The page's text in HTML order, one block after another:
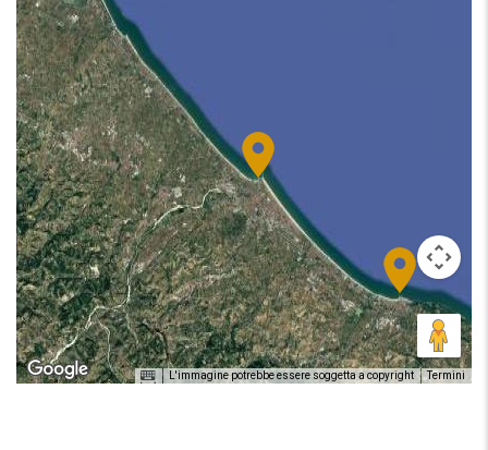
L'immagine potrebbe essere soggetta a copyright Termini